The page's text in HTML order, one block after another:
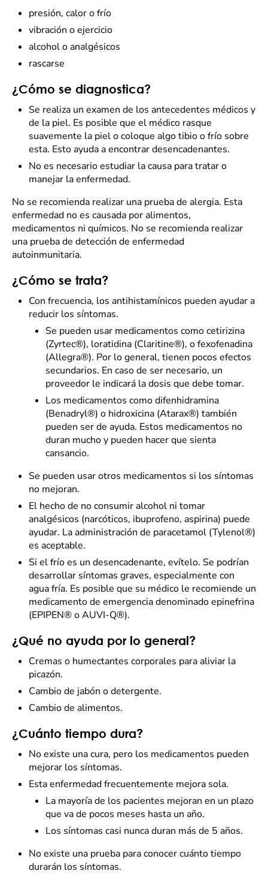
presión, calor o frío
vibración o ejercicio
alcohol o analgésicos
rascarse
¿Cómo se diagnostica?
Se realiza un examen de los antecedentes médicos y
de la piel. Es posible que el médico rasque
suavemente la piel o coloque algo tibio o frío sobre
esta. Esto ayuda a encontrar desencadenantes.
No es necesario estudiar la causa para tratar o
manejar la enfermedad.
No se recomienda realizar una prueba de alergia. Esta
enfermedad no es causada por alimentos,
medicamentos ni químicos. No se recomienda realizar
una prueba de detección de enfermedad
autoinmunitaria.
¿Cómo se trata?
Con frecuencia, los antihistamínicos pueden ayudar a
reducir los síntomas.
Se pueden usar medicamentos como cetirizina
(Zyrtec®), loratidina (Claritine®), o fexofenadina
(Allegra®). Por lo general, tienen pocos efectos
secundarios. En caso de ser necesario, un
proveedor le indicará la dosis que debe tomar.
Los medicamentos como difenhidramina
(Benadryl®) o hidroxicina (Atarax®) también
pueden ser de ayuda. Estos medicamentos no
duran mucho y pueden hacer que sienta
cansancio.
Se pueden usar otros medicamentos si los síntomas
no mejoran.
El hecho de no consumir alcohol ni tomar
analgésicos (narcóticos, ibuprofeno, aspirina) puede
ayudar. La administración de paracetamol (Tylenol®)
es aceptable.
Si el frío es un desencadenante, evítelo. Se podrían
desarrollar síntomas graves, especialmente con
agua fría. Es posible que su médico le recomiende un
medicamento de emergencia denominado epinefrina
(EPIPEN® o AUVI-Q®).
¿Qué no ayuda por lo general?
Cremas o humectantes corporales para aliviar la
picazón.
Cambio de jabón o detergente.
Cambio de alimentos.
¿Cuánto tiempo dura?
No existe una cura, pero los medicamentos pueden
mejorar los síntomas.
Esta enfermedad frecuentemente mejora sola.
La mayoría de los pacientes mejoran en un plazo
que va de pocos meses hasta un año.
Los síntomas casi nunca duran más de 5 años.
No existe una prueba para conocer cuánto tiempo
durarán los síntomas.